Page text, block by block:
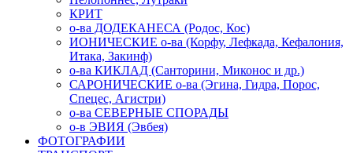
КРИТ
о-ва ДОДЕКАНЕСА (Родос, Кос)
ИОНИЧЕСКИЕ о-ва (Корфу, Лефкада, Кефалония,
Итака, Закинф)
о-ва КИКЛАД (Санторини, Миконос и др.)
САРОНИЧЕСКИЕ о-ва (Эгина, Гидра, Порос,
Спецес, Агистри)
о-ва СЕВЕРНЫЕ СПОРАДЫ
о-в ЭВИЯ (Эвбея)
ФОТОГРАФИИ